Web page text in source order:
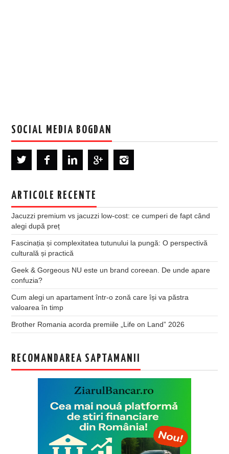
SOCIAL MEDIA BOGDAN
ARTICOLE RECENTE
Jacuzzi premium vs jacuzzi low-cost: ce cumperi de fapt când
alegi după preț
Fascinația și complexitatea tutunului la pungă: O perspectivă
culturală și practică
Geek & Gorgeous NU este un brand coreean. De unde apare
confuzia?
Cum alegi un apartament într-o zonă care își va păstra
valoarea în timp
Brother Romania acorda premiile „Life on Land” 2026
RECOMANDAREA SAPTAMANII